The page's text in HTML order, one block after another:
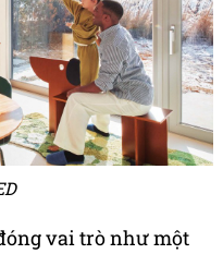
vai trò như một